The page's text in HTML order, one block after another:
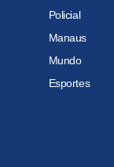
Policial
Manaus
Mundo
Esportes